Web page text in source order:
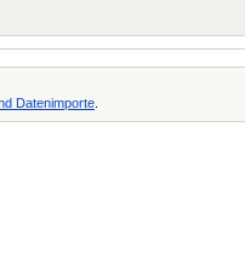
Datenimporte